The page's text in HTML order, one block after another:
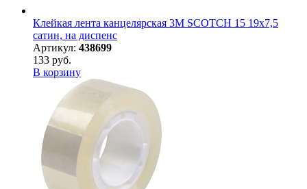
Клейкая лента канцелярская 3M SCOTCH 15 19х7,5
сатин, на диспенс
Артикул: 438699
133 руб.
В корзину